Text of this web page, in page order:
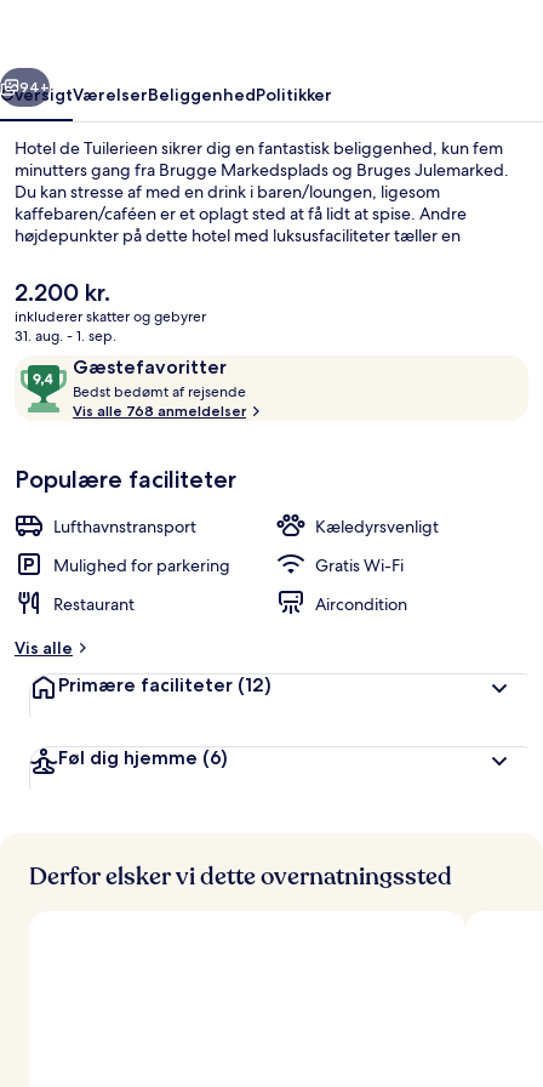
Næste
94+
OversigtVærelserBeliggenhedPolitikker
Hotel de Tuilerieen sikrer dig en fantastisk beliggenhed, kun fem
minutters gang fra Brugge Markedsplads og Bruges Julemarked.
Du kan stresse af med en drink i baren/loungen, ligesom
kaffebaren/caféen er et oplagt sted at få lidt at spise. Andre
højdepunkter på dette hotel med luksusfaciliteter tæller en
stedets hjælpsomme personale.
Den
nuværende
pris
2.200 kr.
2.200 kr.
inkluderer skatter og gebyrer
31. aug. - 1. sep.
AnmeldelserGæstefavoritter
9,4
ud
af
Gæstefavoritter
Bedst bedømt af rejsende
e
a
f
d
e
Vis alle 768 anmeldelser
Populære faciliteter
Lufthavnstransport
Kæledyrsvenligt
Mulighed for parkering
Gratis Wi-Fi
Restaurant
Aircondition
Vis alle
Primære faciliteter (12)
Føl dig hjemme (6)
Derfor elsker vi dette overnatningssted